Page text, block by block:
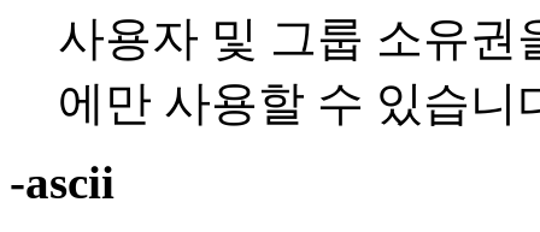
사용자 및 그룹 소유권
에만 사용할 수 있습니
-ascii